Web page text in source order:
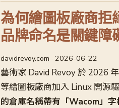
為何繪圖板廠商
品牌命名是關鍵障
davidrevoy.com · 2026-06-22
藝術家 David Revoy 於 2026
等繪圖板廠商加入 Linux 開源
的倉庫名稱帶有「Wacom」字